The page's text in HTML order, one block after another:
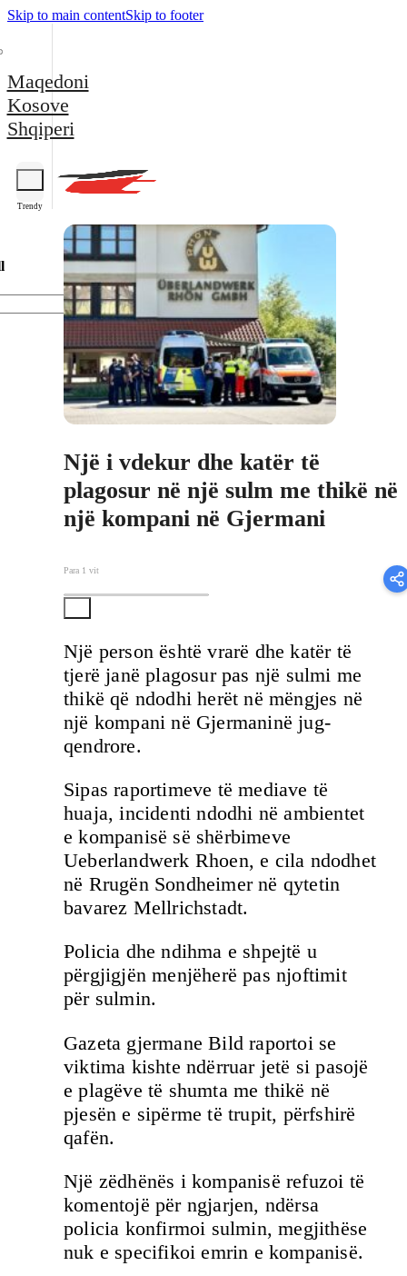
Skip to main contentSkip to footer
Maqedoni
Kosove
Shqiperi
Trendy
Një i vdekur dhe katër të
plagosur në një sulm me thikë në
një kompani në Gjermani
Para 1 vit
Një person është vrarë dhe katër të
tjerë janë plagosur pas një sulmi me
thikë që ndodhi herët në mëngjes në
një kompani në Gjermaninë jug-
qendrore.
Sipas raportimeve të mediave të
huaja, incidenti ndodhi në ambientet
e kompanisë së shërbimeve
Ueberlandwerk Rhoen, e cila ndodhet
në Rrugën Sondheimer në qytetin
bavarez Mellrichstadt.
Policia dhe ndihma e shpejtë u
përgjigjën menjëherë pas njoftimit
për sulmin.
Gazeta gjermane Bild raportoi se
viktima kishte ndërruar jetë si pasojë
e plagëve të shumta me thikë në
pjesën e sipërme të trupit, përfshirë
qafën.
Një zëdhënës i kompanisë refuzoi të
komentojë për ngjarjen, ndërsa
policia konfirmoi sulmin, megjithëse
nuk e specifikoi emrin e kompanisë.